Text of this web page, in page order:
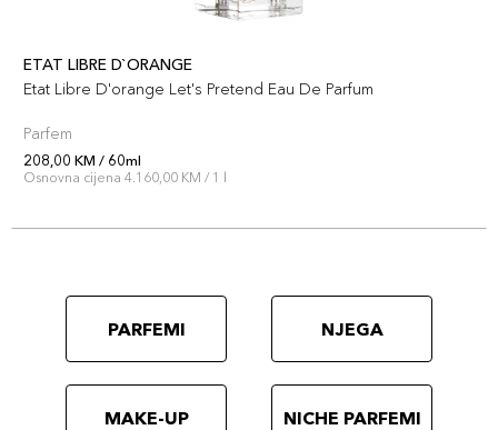
ETAT LIBRE D`ORANGE
Etat Libre D'orange Let's Pretend Eau De Parfum
Parfem
208,00 KM / 60ml
Osnovna cijena 4.160,00 KM / 1 l
PARFEMI NJEGA
MAKE-UP NICHE PARFEMI